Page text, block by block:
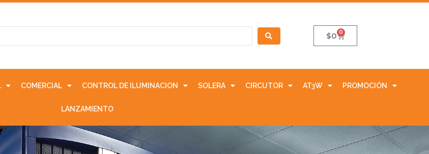
$0 0
COMERCIAL CONTROL DE ILUMINACION SOLERA CIRCUTOR AT3W PROMOCIÓN
LANZAMIENTO